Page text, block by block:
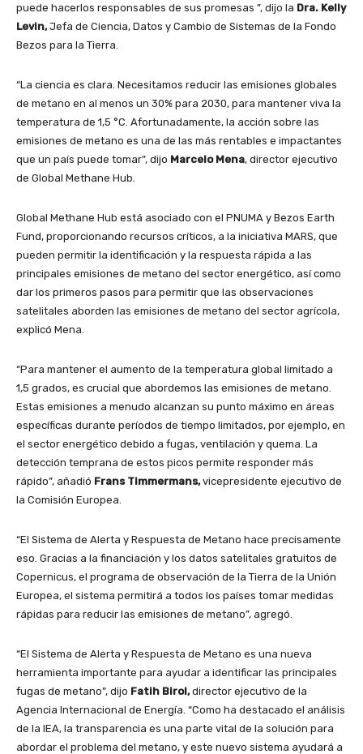
puede hacerlos responsables de sus promesas ”, dijo la Dra. Kelly
Levin,Jefa de Ciencia, Datos y Cambio de Sistemas de la Fondo
Bezos para la Tierra.
“La ciencia es clara. Necesitamos reducir las emisiones globales
de metano en al menos un 30% para 2030, para mantener viva la
temperatura de 1,5 °C. Afortunadamente, la acción sobre las
emisiones de metano es una de las más rentables e impactantes
que un país puede tomar”, dijo Marcelo Mena, director ejecutivo
de Global Methane Hub.
Global Methane Hub está asociado con el PNUMA y Bezos Earth
Fund, proporcionando recursos críticos, a la iniciativa MARS, que
pueden permitir la identificación y la respuesta rápida a las
principales emisiones de metano del sector energético, así como
dar los primeros pasos para permitir que las observaciones
satelitales aborden las emisiones de metano del sector agrícola,
explicó Mena.
“Para mantener el aumento de la temperatura global limitado a
1,5 grados, es crucial que abordemos las emisiones de metano.
Estas emisiones a menudo alcanzan su punto máximo en áreas
específicas durante períodos de tiempo limitados, por ejemplo, en
el sector energético debido a fugas, ventilación y quema. La
detección temprana de estos picos permite responder más
rápido”, añadió Frans Timmermans,vicepresidente ejecutivo de
la Comisión Europea.
“El Sistema de Alerta y Respuesta de Metano hace precisamente
eso. Gracias a la financiación y los datos satelitales gratuitos de
Copernicus, el programa de observación de la Tierra de la Unión
Europea, el sistema permitirá a todos los países tomar medidas
rápidas para reducir las emisiones de metano”, agregó.
“El Sistema de Alerta y Respuesta de Metano es una nueva
herramienta importante para ayudar a identificar las principales
fugas de metano”, dijo Fatih Birol,director ejecutivo de la
Agencia Internacional de Energía. “Como ha destacado el análisis
de la IEA, la transparencia es una parte vital de la solución para
abordar el problema del metano, y este nuevo sistema ayudará a